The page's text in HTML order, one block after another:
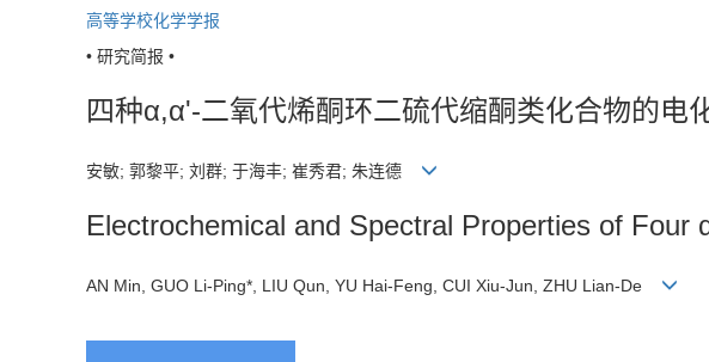
高等学校化学学报
• 研究简报 •
四种α,α'-二氧代烯酮环二硫代缩酮类化合物的电
安敏; 郭黎平; 刘群; 于海丰; 崔秀君; 朱连德
Electrochemical and Spectral Properties of Four
AN Min, GUO Li-Ping*, LIU Qun, YU Hai-Feng, CUI Xiu-Jun, ZHU Lian-De